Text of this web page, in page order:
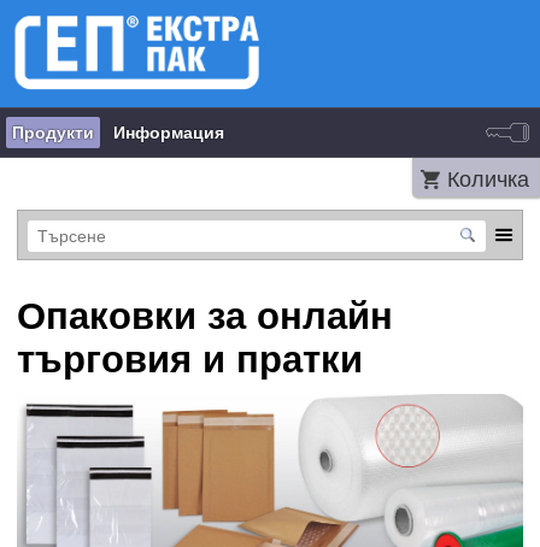
Продукти Информация
Количка
Опаковки за онлайн
търговия и пратки